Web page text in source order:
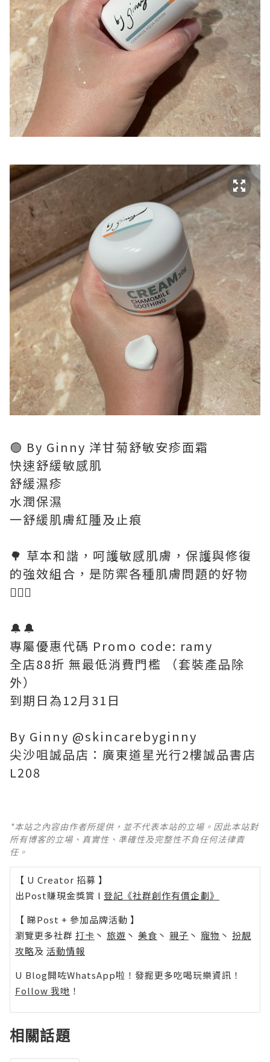
🟢 By Ginny 洋甘菊舒敏安疹面霜
快速舒緩敏感肌
舒緩濕疹
水潤保濕
一舒緩肌膚紅腫及止痕
🌳 草本和諧，呵護敏感肌膚，保護與修復
的強效組合，是防禦各種肌膚問題的好物
🧏🏻‍♀️
🔔🔔
專屬優惠代碼 Promo code: ramy
全店88折 無最低消費門檻 （套裝產品除
外）
到期日為12月31日
By Ginny @skincarebyginny
尖沙咀誠品店：廣東道星光行2樓誠品書店
L208
*本站之內容由作者所提供，並不代表本站的立場。因此本站對
所有博客的立場、真實性、準確性及完整性不負任何法律責
任。
【 U Creator 招募 】
出Post賺現金獎賞 l 登記《社群創作有價企劃》
【 睇Post + 參加品牌活動 】
瀏覽更多社群 打卡 丶 旅遊 丶 美食 丶 親子 丶 寵物 丶 扮靚
攻略及 活動情報
U Blog開咗WhatsApp啦！發掘更多吃喝玩樂資訊！
Follow 我哋 ！
相關話題